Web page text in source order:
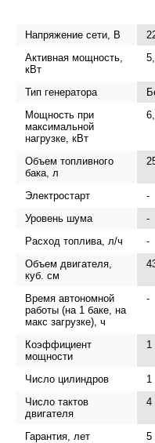
Напряжение сети, В
Активная мощность,
кВт
Тип генератора
Мощность при
максимальной
нагрузке, кВт
Объем топливного
бака, л
Электростарт -
Уровень шума
-
Расход топлива, л/ч
-
Объем двигателя,
куб. см
Время автономной
работы (на 1 баке, на
макс загрузке), ч
-
Коэффициент
мощности
1
Число цилиндров 1
Число тактов
двигателя
4
Гарантия, лет 5